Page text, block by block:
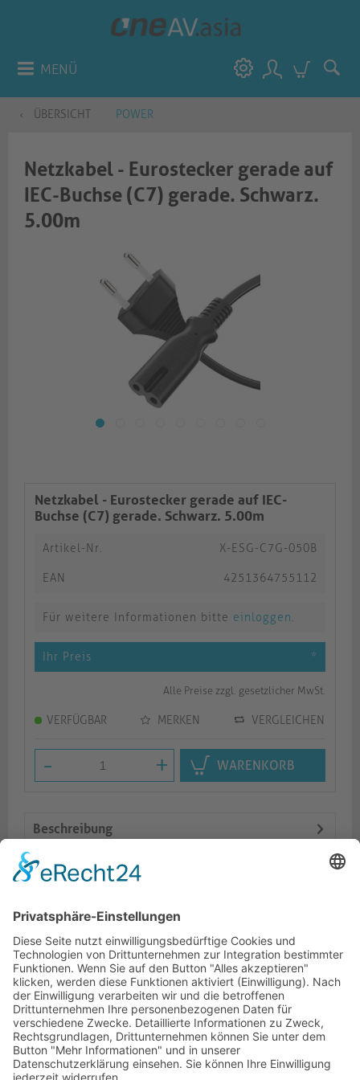
MENÜ
ÜBERSICHT POWER
Netzkabel - Eurostecker gerade auf
IEC-Buchse (C7) gerade. Schwarz.
5.00m
Netzkabel - Eurostecker gerade auf IEC-
Buchse (C7) gerade. Schwarz. 5.00m
Artikel-Nr. X-ESG-C7G-050B
EAN 4251364755112
Für weitere Informationen bitte einloggen.
Ihr Preis *
Alle Preise zzgl. gesetzlicher MwSt.
VERFÜGBAR MERKEN VERGLEICHEN
- + WARENKORB
Beschreibung
Features
Logistik
Ähnliche Artikel
HOTLINE